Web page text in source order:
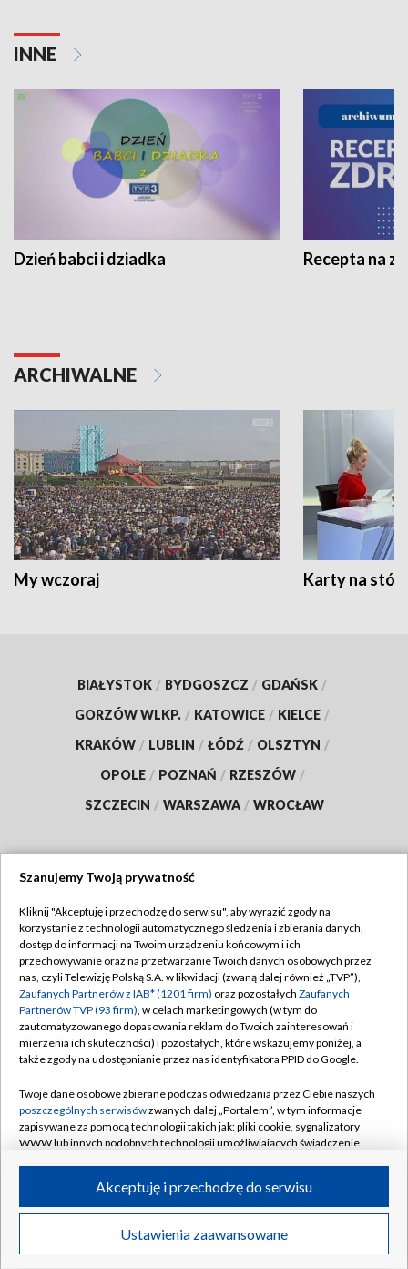
INNE
Dzień babci i dziadka Recepta na
ARCHIWALNE
My wczoraj Karty na
BIAŁYSTOK / BYDGOSZCZ / GDAŃSK /
GORZÓW WLKP. / KATOWICE / KIELCE /
KRAKÓW / LUBLIN / ŁÓDŹ / OLSZTYN /
OPOLE / POZNAŃ / RZESZÓW /
SZCZECIN / WARSZAWA / WROCŁAW
TVP
Abonament TVP
Emisja w TVP
Centrum informacji TVP
Naziemna Telewizja Cyfrowa
Rada Programowa
System NOS
Informacje o nadawcy
Program dla prasy
Ogłoszenie przetargowe
Regulamin TVP
Polityka prywatności
Moje zgody
Pomoc
Kontakt
Kanały
©2026 Telewizja Polska S.A. w likwidacji
Szanujemy Twoją prywatność
Kliknij "Akceptuję i przechodzę do serwisu", aby wyrazić zgody na
korzystanie z technologii automatycznego śledzenia i zbierania danych,
dostęp do informacji na Twoim urządzeniu końcowym i ich
przechowywanie oraz na przetwarzanie Twoich danych osobowych przez
nas, czyli Telewizję Polską S.A. w likwidacji (zwaną dalej również „TVP”),
Zaufanych Partnerów z IAB* (1201 firm) oraz pozostałych Zaufanych
Partnerów TVP (93 firm), w celach marketingowych (w tym do
zautomatyzowanego dopasowania reklam do Twoich zainteresowań i
mierzenia ich skuteczności) i pozostałych, które wskazujemy poniżej, a
także zgody na udostępnianie przez nas identyfikatora PPID do Google.
Twoje dane osobowe zbierane podczas odwiedzania przez Ciebie naszych
poszczególnych serwisówzwanych dalej „Portalem”, w tym informacje
zapisywane za pomocą technologii takich jak: pliki cookie, sygnalizatory
WWW lub innych podobnych technologii umożliwiających świadczenie
ruchu w Internecie.
Twoje dane osobowe zbierane podczas odwiedzania przez Ciebie
poszczególnych serwisówna Portalu, takie jak adresy IP, identyfikatory
Ustawienia zaawansowane
Akceptuję i przechodzę do serwisu